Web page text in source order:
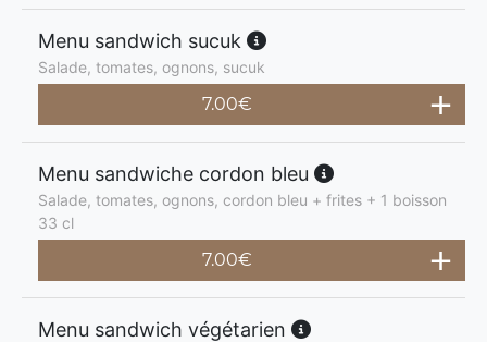
Menu sandwich sucuk
Salade, tomates, ognons, sucuk
7.00€
Menu sandwiche cordon bleu
Salade, tomates, ognons, cordon bleu + frites + 1 boisson
33 cl
7.00€
Menu sandwich végétarien